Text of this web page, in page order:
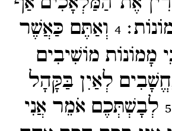
4 וְאַתֶּם כַּאֲשֶׁר
מָמוֹנוֹת מוֹשִׁיבִים
לְאַיִן בַּקָּהָל
5 לְבָשְׁתְּכֶם אֹמֵר אֲנִי